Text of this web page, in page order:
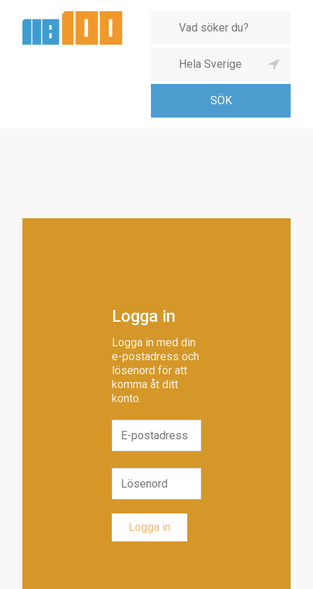
Logga in
Logga in med din
e-postadress och
lösenord för att
komma åt ditt
konto.